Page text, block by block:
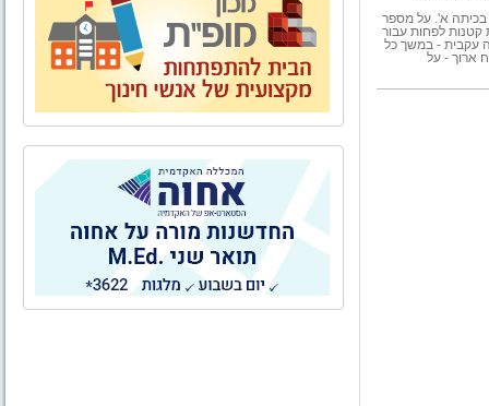
בכיתה א'. על מספר
קטנות לפחות עבור
עקבית - במשך כל
ארוך - על